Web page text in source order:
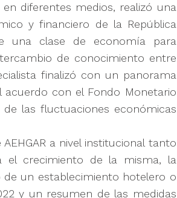
diferentes medios, realizó una
y financiero de la República
una clase de economía para
de conocimiento entre
finalizó con un panorama
con el Fondo Monetario
las fluctuaciones económicas
a nivel institucional tanto
el crecimiento de la misma, la
un establecimiento hotelero o
y un resumen de las medidas